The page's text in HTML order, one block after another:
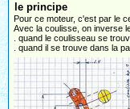
le principe
Pour ce moteur, c'est par le
Avec la coulisse, on inverse
. quand le coulisseau se
. quand il se trouve dans la